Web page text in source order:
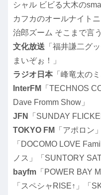
シャル ビビる大木の
カフカのオールナイト
治郎ズーム そこまで言う
文化放送 「福井謙二グ
まいぞぉ！」
ラジオ日本「峰竜太のミ
InterFM
「TECHNOS
Dave Fromm Show」
JFN
「SUNDAY
TOKYO FM
「アポロン
「DOCOMO LOVE
ノス」「SUNTORY
bayfm 「POWER BAY
「スペシャRISE↑」「